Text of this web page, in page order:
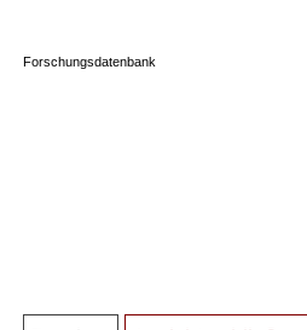
Forschungsdatenbank